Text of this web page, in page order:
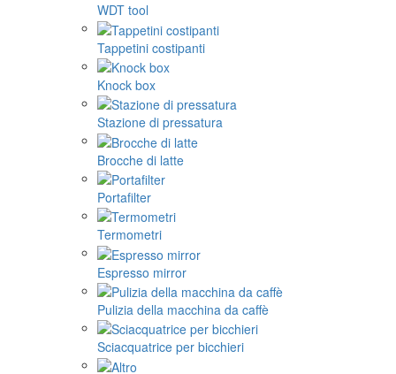
WDT tool
Tappetini costipanti
Knock box
Stazione di pressatura
Brocche di latte
Portafilter
Termometri
Espresso mirror
Pulizia della macchina da caffè
Sciacquatrice per bicchieri